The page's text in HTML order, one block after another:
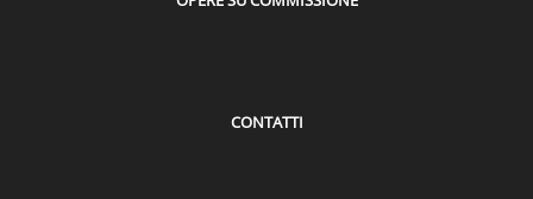
CONTATTI